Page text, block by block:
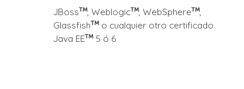
JBoss , Weblogic , WebSphere
,
Glassfish
o cualquier otro certificado
Java EE
5 ó 6